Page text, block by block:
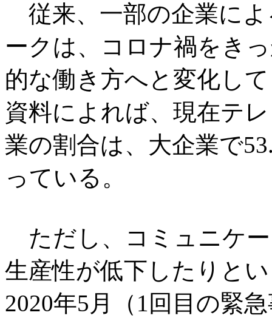
従来、一部の企業に
ークは、コロナ禍をき
的な働き方へと変化し
資料によれば、現在テ
業の割合は、大企業で
っている。
ただし、コミュニケ
生産性が低下したりと
2020年5月（1回目の緊